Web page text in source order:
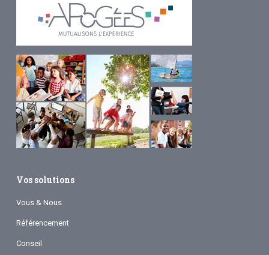
Vos solutions
Vous & Nous
Référencement
Conseil